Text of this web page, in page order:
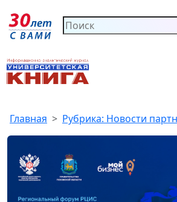
Главная Рубрика: Новости